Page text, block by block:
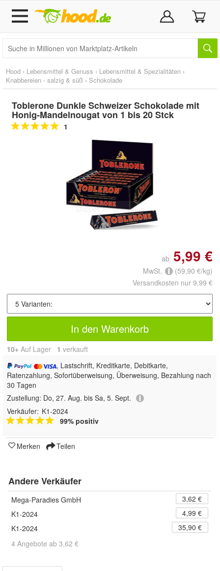
Hood › Lebensmittel & Genuss › Lebensmittel & Spezialitäten ›
Knabbereien - salzig & süß › Schokolade
Toblerone Dunkle Schweizer Schokolade mit
Honig-Mandelnougat von 1 bis 20 Stck
1
Doppelt antippen zum
vergrößern
ab 5,99 €
MwSt.
(59,90 €/kg)
Versandkosten nur 9,99 €
In den Warenkorb
10+ Auf Lager 1 verkauft
, Lastschrift, Kreditkarte, Debitkarte,
Ratenzahlung, Sofortüberweisung, Überweisung, Bezahlung nach
30 Tagen
Zustellung: Do, 27. Aug. bis Sa, 5. Sept.
Verkäufer: K1-2024
99% positiv
Merken Teilen
Andere Verkäufer
Mega-Paradies GmbH
3,62 €
K1-2024
4,99 €
K1-2024
35,90 €
4 Angebote ab 3,62 €